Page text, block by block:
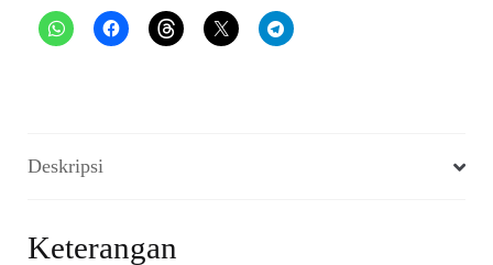
Deskripsi
Keterangan